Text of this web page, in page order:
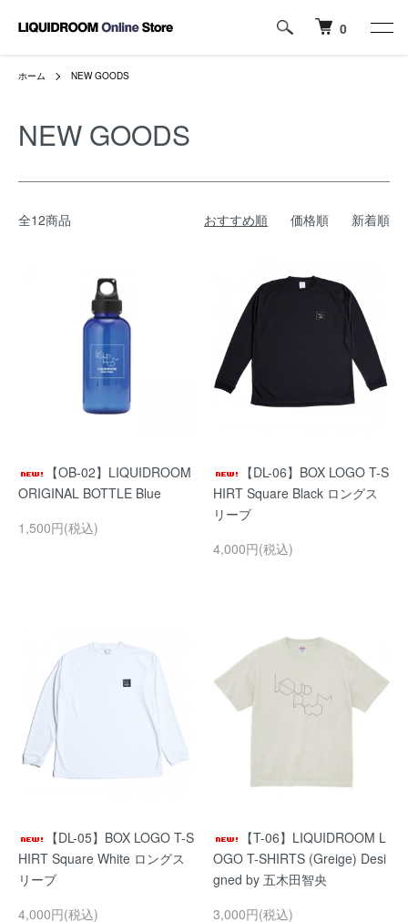
0
ホーム NEW GOODS
NEW GOODS
全12商品 おすすめ順 価格順 新着順
【OB-02】LIQUIDROOM
ORIGINAL BOTTLE Blue
1,500円(税込)
【DL-06】BOX LOGO T-S
HIRT Square Black ロングス
リーブ
4,000円(税込)
【DL-05】BOX LOGO T-S
HIRT Square White ロングス
リーブ
4,000円(税込)
【T-06】LIQUIDROOM L
OGO T-SHIRTS (Greige) Desi
gned by 五木田智央
3,000円(税込)